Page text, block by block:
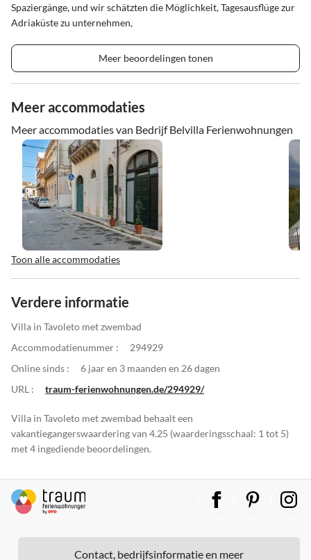
Spaziergänge, und wir schätzten die Möglichkeit, Tagesausflüge zur
Adriaküste zu unternehmen,
Meer beoordelingen tonen
Meer accommodaties
Meer accommodaties van Bedrijf Belvilla Ferienwohnungen
Toon alle accommodaties
Verdere informatie
Villa in Tavoleto met zwembad
Accommodatienummer :
294929
Online sinds :
6 jaar en 3 maanden en 26 dagen
URL :
traum-ferienwohnungen.de/294929/
Villa in Tavoleto met zwembad behaalt een
vakantiegangerswaardering van 4.25 (waarderingsschaal: 1 tot 5)
met 4 ingediende beoordelingen.
Contact, bedrijfsinformatie en meer